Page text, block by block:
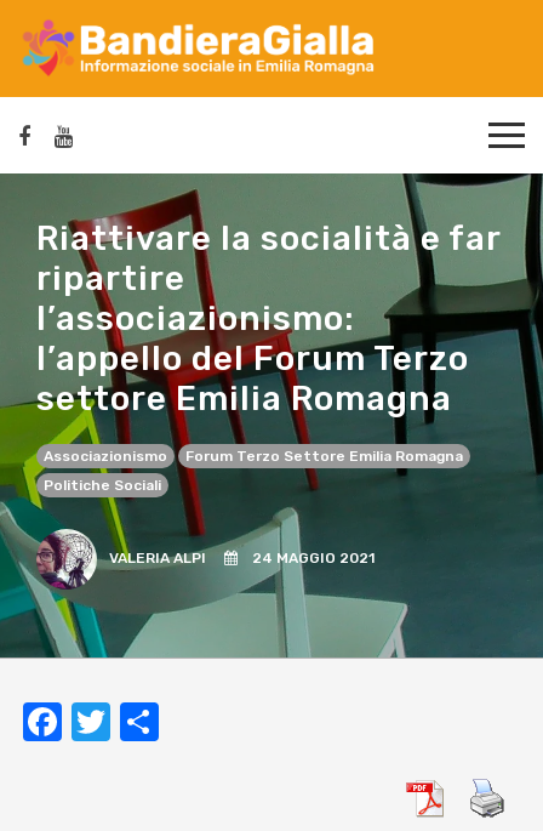
Riattivare la socialità e far
ripartire
l’associazionismo:
l’appello del Forum Terzo
settore Emilia Romagna
Associazionismo
Forum Terzo Settore Emilia Romagna
Politiche Sociali
VALERIA ALPI 24 MAGGIO 2021
Facebook
Twitter